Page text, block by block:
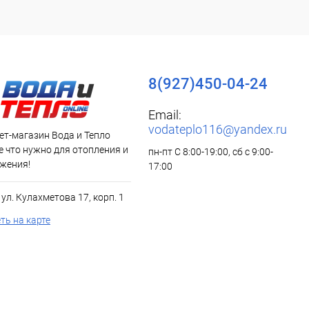
магазин Вода и Тепло
что нужно для отопления и
Кулахметова 17, корп. 1
на карте
8(927)450-04-24
Email:
vodateplo116@yandex.ru
пн-пт С 8:00-19:00, сб с 9:00-
17:00